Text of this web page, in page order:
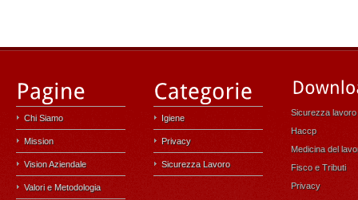
Chi Siamo
Mission
Vision Aziendale
Valori e Metodologia
Igiene
Privacy
Sicurezza Lavoro
Sicurezza lavoro
Haccp
Medicina del
Fisco e Tributi
Privacy